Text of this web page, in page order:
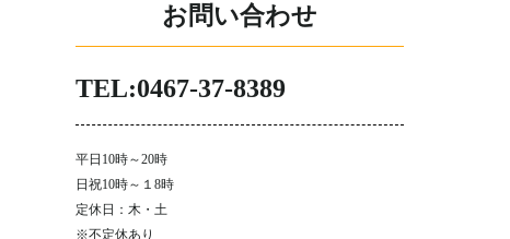
お問い合わせ
TEL:0467-37-8389
平日10時～20時
日祝10時～１8時
定休日：木・土
※不定休あり